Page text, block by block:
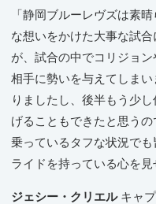
「静岡ブルーレヴズは素
な想いをかけた大事な試
が、試合の中でコリジョ
相手に勢いを与えてしま
りましたし、後半もう少
げることもできたと思う
乗っているタフな状況で
ライドを持っている心を見
ジェシー・クリエルキャ